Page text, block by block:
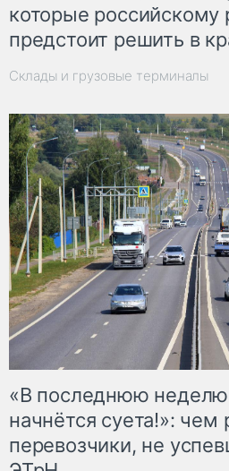
которые российскому
предстоит решить в
Склады и грузовые терминалы
«В последнюю неделю
начнётся суета!»: чем
перевозчики, не